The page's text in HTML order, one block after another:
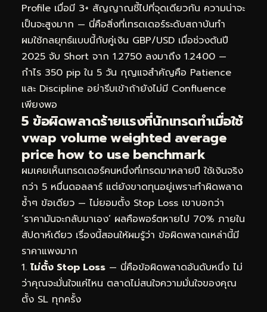
Profile เมื่อมี 3+ สัญญาณชี้ไปที่จุดเดียวกัน ความน่าจะ
เป็นจะสูงมาก — นี่คือสิ่งที่เทรดเดอร์ระดับสถาบันทำ
ผมใช้กลยุทธ์แบบนี้กับคู่เงิน GBP/USD เมื่อช่วงต้นปี
2025 จับ Short จาก 1.2750 ลงมาถึง 1.2400 —
กำไร 350 pip ใน 5 วัน กุญแจสำคัญคือ Patience
และ Discipline อย่ารีบเข้าถ้ายังไม่มี Confluence
เพียงพอ
5 ข้อผิดพลาดร้ายแรงที่นักเทรดทำเมื่อใช้
vwap volume weighted average
price how to use benchmark
ผมเคยเห็นเทรดเดอร์คนหนึ่งที่เทรดมาหลายปี ใช้เงินจริง
กว่า 5 หมื่นดอลลาร์ แต่ยังขาดทุนอยู่เพราะทำผิดพลาด
ซ้ำๆ ข้อเดียว — ไม่ยอมตั้ง Stop Loss เขาบอกว่า
‘ราคามันจะกลับมาเอง’ ผลคือพอร์ตหายไป 70% ภายใน
สัปดาห์เดียว เรื่องนี้สอนให้ผมรู้ว่า ข้อผิดพลาดเหล่านี้มี
ราคาแพงมาก
ไม่ตั้ง Stop Loss — นี่คือข้อผิดพลาดอันดับหนึ่ง ไม่
ว่าคุณจะมั่นใจแค่ไหน ตลาดไม่สนใจความมั่นใจของคุณ
ตั้ง SL ทุกครั้ง